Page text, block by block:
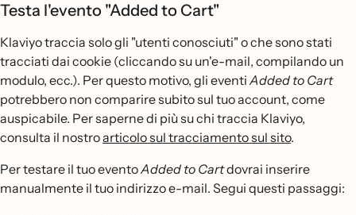
Testa l'evento "Added to Cart"
Klaviyo traccia solo gli "utenti conosciuti" o che sono stati
tracciati dai cookie (cliccando su un'e-mail, compilando un
modulo, ecc.). Per questo motivo, gli eventiAdded to Cart
potrebbero non comparire subito sul tuo account, come
auspicabile. Per saperne di più su chi traccia Klaviyo,
consulta il nostroarticolo sul tracciamento sul sito.
Per testare il tuo eventoAdded to Cartdovrai inserire
manualmente il tuo indirizzo e-mail. Segui questi passaggi: